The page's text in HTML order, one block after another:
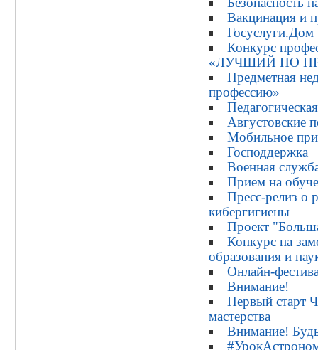
Вакцинация и
Госуслуги.Дом
Конкурс
«ЛУЧШИЙ ПО
Предметная
профессию»
Августовские
Мобильное
Господдержка
Военная
Прием на
Пресс-релиз о
кибергигиены
Проект
Конкурс на
образования и
Онлайн-
Внимание!
Первый старт
мастерства
Внимание!